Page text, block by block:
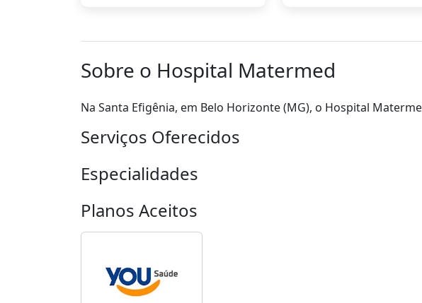
Sobre o Hospital Matermed
Na Santa Efigênia, em Belo Horizonte (MG), o Hospital
Serviços Oferecidos
Especialidades
Planos Aceitos